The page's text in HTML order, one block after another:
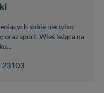
sobie nie tylko
oraz sport. Wieś leżąca na
23103